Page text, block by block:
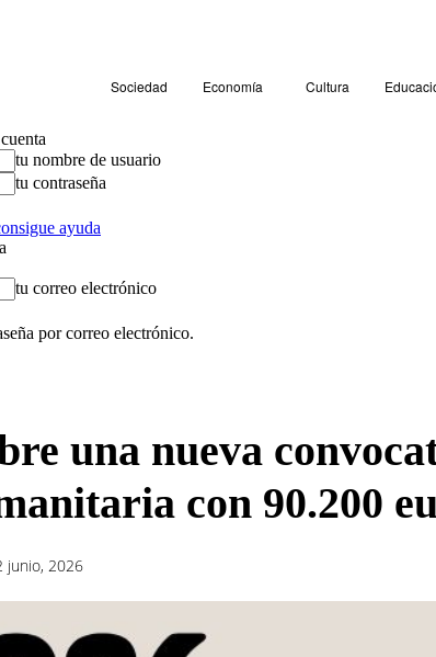
Sociedad Economía Cultura
tu nombre de usuario
tu contraseña
ayuda
tu correo electrónico
por correo electrónico.
una nueva
con 90.200
junio, 2026